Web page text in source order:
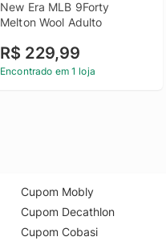
New Era MLB 9Forty
Melton Wool Adulto
R$ 229,99
Encontrado em 1 loja
Cupom Mobly
Cupom Decathlon
Cupom Cobasi